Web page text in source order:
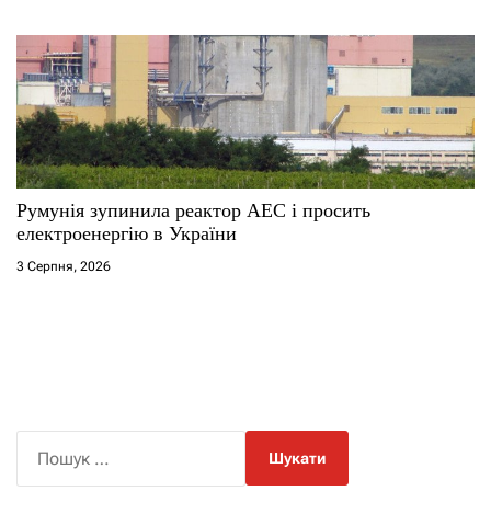
Румунія зупинила реактор АЕС і просить
електроенергію в України
3 Серпня, 2026